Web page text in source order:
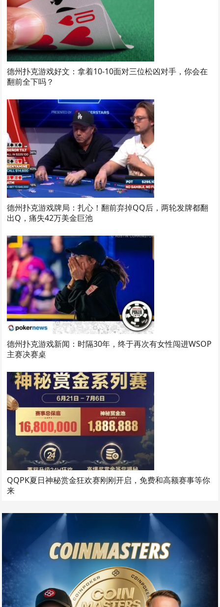
德州扑克游戏好文：拿着10-10面对三位松凶对手，你会在
翻前全下吗？
德州扑克游戏牌局：扎心！翻前弃掉QQ后，两轮发牌都翻
出Q，痛失42万美金巨池
德州扑克游戏新闻：时隔30年，终于再次有女性闯进WSOP
主赛决赛桌
QQPK夏日神秘赏金狂欢赛刚刚开启，免费和高额赛事等你
来